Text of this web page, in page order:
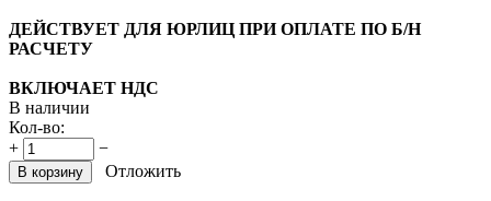
ДЕЙСТВУЕТ ДЛЯ ЮРЛИЦ ПРИ ОПЛАТЕ ПО Б/Н
РАСЧЕТУ
ВКЛЮЧАЕТ НДС
В наличии
Кол-во:
+
−
В корзину Отложить